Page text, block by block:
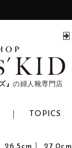
』 の婦人靴専門店
TOPICS